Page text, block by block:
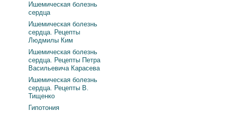
Ишемическая болезнь
сердца
Ишемическая болезнь
сердца. Рецепты
Людмилы Ким
Ишемическая болезнь
сердца. Рецепты Петра
Васильевича Карасева
Ишемическая болезнь
сердца. Рецепты В.
Тищенко
Гипотония